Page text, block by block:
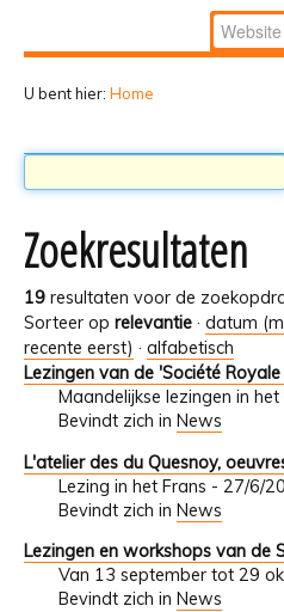
Zoek
U bent hier: Home
Zoekresultaten
19 resultaten voor de
Sorteer op relevantie · datum
recente eerst) · alfabetisch
Lezingen van de 'Société
Maandelijkse lezingen in
Bevindt zich in News
L'atelier des du Quesnoy,
Lezing in het Frans - 27/6/
Bevindt zich in News
Lezingen en workshops van de
Van 13 september tot 29
Bevindt zich in News